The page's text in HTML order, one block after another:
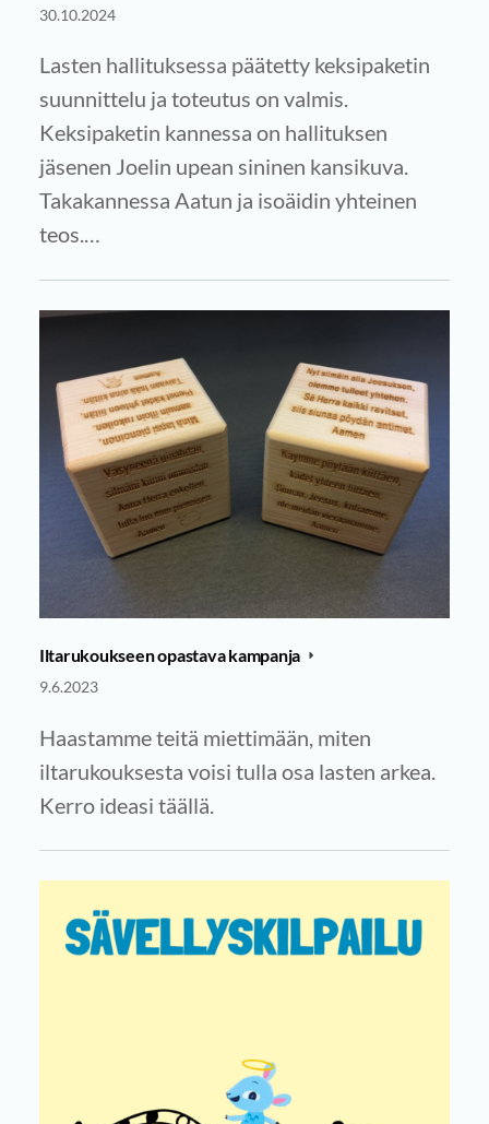
30.10.2024
Lasten hallituksessa päätetty keksipaketin
suunnittelu ja toteutus on valmis.
Keksipaketin kannessa on hallituksen
jäsenen Joelin upean sininen kansikuva.
Takakannessa Aatun ja isoäidin yhteinen
teos.…
Iltarukoukseen opastava kampanja
9.6.2023
Haastamme teitä miettimään, miten
iltarukouksesta voisi tulla osa lasten arkea.
Kerro ideasi täällä.